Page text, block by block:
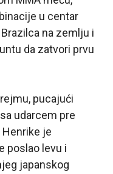
u centar
na zemlju i
da zatvori prvu
pucajući
udarcem pre
je
poslao levu i
japanskog